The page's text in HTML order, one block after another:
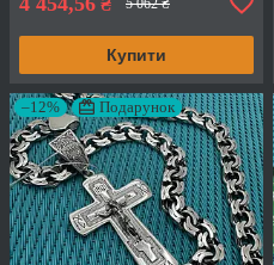
5 062 ₴
Купити
–12% Подарунок